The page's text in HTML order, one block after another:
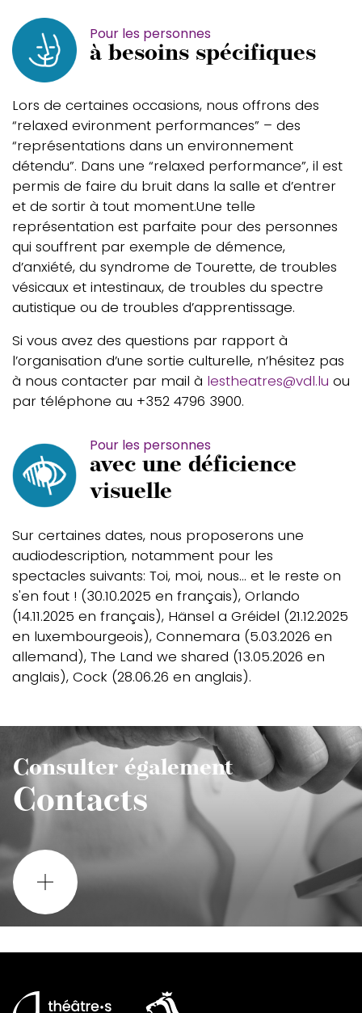
Pour les personnes
à besoins spécifiques
Lors de certaines occasions, nous offrons des
“relaxed evironment performances” – des
“représentations dans un environnement
détendu”. Dans une “relaxed performance”, il est
permis de faire du bruit dans la salle et d’entrer
et de sortir à tout moment.Une telle
représentation est parfaite pour des personnes
qui souffrent par exemple de démence,
d’anxiété, du syndrome de Tourette, de troubles
vésicaux et intestinaux, de troubles du spectre
autistique ou de troubles d’apprentissage.
Si vous avez des questions par rapport à
l’organisation d’une sortie culturelle, n’hésitez pas
à nous contacter par mail à lestheatres@vdl.lu ou
par téléphone au +352 4796 3900.
Pour les personnes
avec une déficience
visuelle
Sur certaines dates, nous proposerons une
audiodescription, notamment pour les
spectacles suivants: Toi, moi, nous... et le reste on
s'en fout ! (30.10.2025 en français), Orlando
(14.11.2025 en français), Hänsel a Gréidel (21.12.2025
en luxembourgeois), Connemara (5.03.2026 en
allemand), The Land we shared (13.05.2026 en
anglais), Cock (28.06.26 en anglais).
Consulter également
Contacts